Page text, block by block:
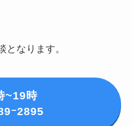
なります。
~19時
ｰ2895